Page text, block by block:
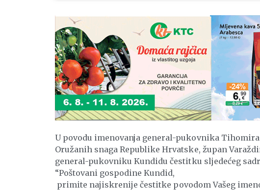
U povodu imenovanja general-pukovnika
Oružanih snaga Republike Hrvatske, župan
general-pukovniku Kundidu čestitku sljedećeg
“Poštovani gospodine Kundid,
primite najiskrenije čestitke povodom Vašeg